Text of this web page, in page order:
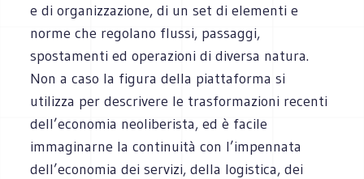
e di organizzazione, di un set di elementi e
norme che regolano flussi, passaggi,
spostamenti ed operazioni di diversa natura.
Non a caso la figura della piattaforma si
utilizza per descrivere le trasformazioni recenti
dell’economia neoliberista, ed è facile
immaginarne la continuità con l’impennata
dell’economia dei servizi, della logistica, dei